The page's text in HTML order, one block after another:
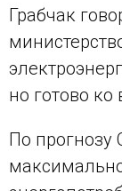
Грабчак
но готово ко
По прогнозу